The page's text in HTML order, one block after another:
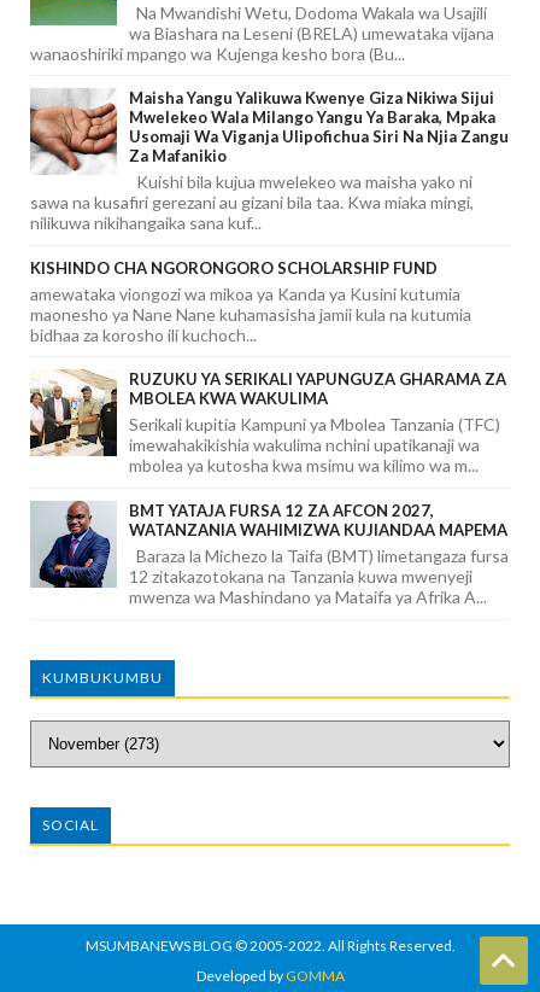
Na Mwandishi Wetu, Dodoma Wakala wa Usajili
wa Biashara na Leseni (BRELA) umewataka vijana
wanaoshiriki mpango wa Kujenga kesho bora (Bu...
Maisha Yangu Yalikuwa Kwenye Giza Nikiwa Sijui
Mwelekeo Wala Milango Yangu Ya Baraka, Mpaka
Usomaji Wa Viganja Ulipofichua Siri Na Njia Zangu
Za Mafanikio
Kuishi bila kujua mwelekeo wa maisha yako ni
sawa na kusafiri gerezani au gizani bila taa. Kwa miaka mingi,
nilikuwa nikihangaika sana kuf...
KISHINDO CHA NGORONGORO SCHOLARSHIP FUND
amewataka viongozi wa mikoa ya Kanda ya Kusini kutumia
maonesho ya Nane Nane kuhamasisha jamii kula na kutumia
bidhaa za korosho ili kuchoch...
RUZUKU YA SERIKALI YAPUNGUZA GHARAMA ZA
MBOLEA KWA WAKULIMA
Serikali kupitia Kampuni ya Mbolea Tanzania (TFC)
imewahakikishia wakulima nchini upatikanaji wa
mbolea ya kutosha kwa msimu wa kilimo wa m...
BMT YATAJA FURSA 12 ZA AFCON 2027,
WATANZANIA WAHIMIZWA KUJIANDAA MAPEMA
Baraza la Michezo la Taifa (BMT) limetangaza fursa
12 zitakazotokana na Tanzania kuwa mwenyeji
mwenza wa Mashindano ya Mataifa ya Afrika A...
KUMBUKUMBU
SOCIAL
MSUMBANEWS BLOG © 2005-2022. All Rights Reserved.
Developed byGOMMA